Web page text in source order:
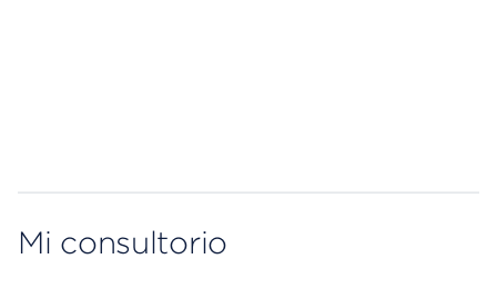
Mi consultorio